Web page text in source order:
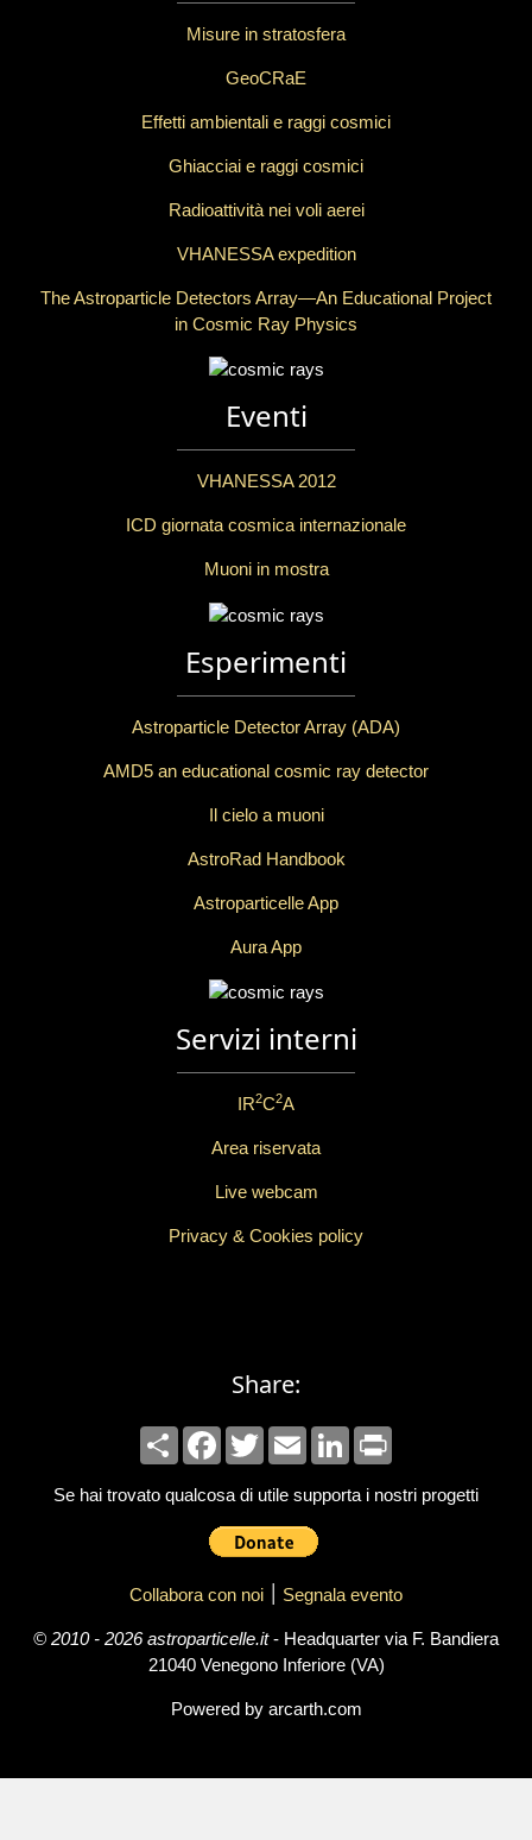
Misure in stratosfera
GeoCRaE
Effetti ambientali e raggi cosmici
Ghiacciai e raggi cosmici
Radioattività nei voli aerei
VHANESSA expedition
The Astroparticle Detectors Array—An Educational Project
in Cosmic Ray Physics
Eventi
VHANESSA 2012
ICD giornata cosmica internazionale
Muoni in mostra
Esperimenti
Astroparticle Detector Array (ADA)
AMD5 an educational cosmic ray detector
Il cielo a muoni
AstroRad Handbook
Astroparticelle App
Aura App
Servizi interni
IR2C2A
Area riservata
Live webcam
Privacy & Cookies policy
Share:
ShareFacebook
TwitterEmailLinkedIn
Se hai trovato qualcosa di utile supporta i nostri progetti
Collabora con noi Segnala evento
© 2010 - 2026 astroparticelle.it- Headquarter via F. Bandiera
21040 Venegono Inferiore (VA)
Powered by arcarth.com